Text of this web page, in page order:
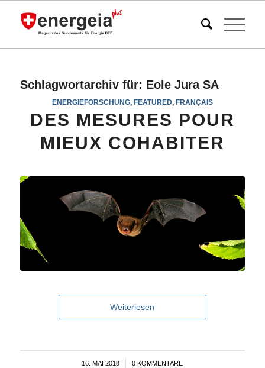
Schlagwortarchiv für: Eole Jura SA
ENERGIEFORSCHUNG, FEATURED, FRANÇAIS
DES MESURES POUR
MIEUX COHABITER
Weiterlesen
16. MAI 2018
/ 0 KOMMENTARE